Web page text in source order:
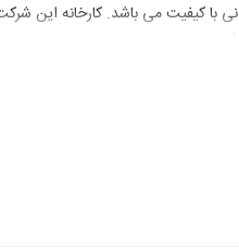
با کیفیت می باشد. کارخانه این